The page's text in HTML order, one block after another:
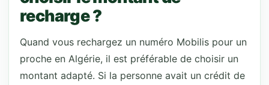
recharge ?
Quand vous rechargez un numéro Mobilis pour un
proche en Algérie, il est préférable de choisir un
montant adapté. Si la personne avait un crédit de